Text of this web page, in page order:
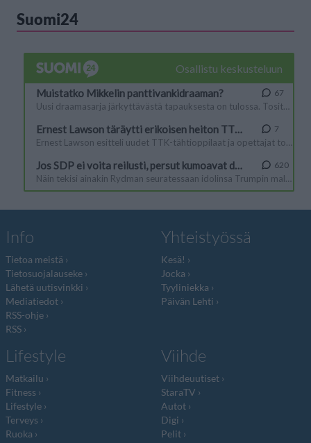
Suomi24
Info
Tietoa meistä
Tietosuojalauseke
Lähetä uutisvinkki
Mediatiedot
RSS-ohje
RSS
Yhteistyössä
Kesä!
Jocka
Tyyliniekka
Päivän Lehti
Lifestyle
Matkailu
Fitness
Lifestyle
Terveys
Ruoka
Viihde
Viihdeuutiset
StaraTV
Autot
Digi
Pelit